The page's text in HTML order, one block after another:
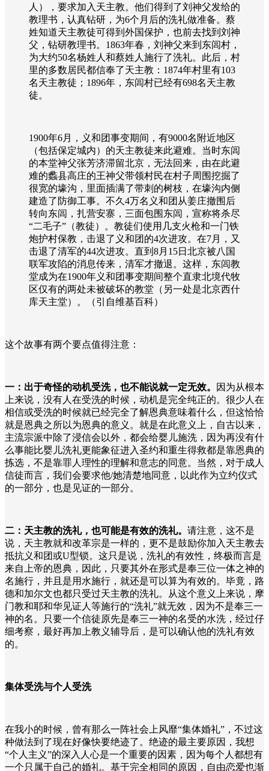
人），要求加入天主教。他们得到了刘神父发给的
教理书，认真钻研，为6个月后的洗礼做准备。蔡
姓知道天主教徒可得到外国保护，也前去找到刘神
父，钻研教理书。 1863年春，刘神父来到东闾村，
为大约50名杨姓人和蔡姓人施行了洗礼。此后，村
里的多数居民都信奉了天主教： 1874年村里有103
名天主教徒； 1896年，东闾村已经有698名天主教
徒。
1900年6月，义和团事变期间，有9000名附近地区
（包括保定城内）的天主教徒来此避难。当时东闾
的本堂神父张芳济滞留北京，无法回来，由在此避
难的蠡县高庄的王神父带领村民在村子周围挖掘了
很宽的壕沟，里面插满了带刺的树枝，在壕沟内侧
建造了防御工事。不久 4万名义和团从姜庄撤围后
转向东闾，扎营安寨，三面包围东闾，宣称将杀尽
“二毛子”（教徒）。教徒们使用几支火枪和一门铁
炮护村保教，击退了义和团的4次进攻。在7月，又
击退了清军的44次进攻。直到 8月 15日北京被八国
联军攻陷的消息传来，清军才撤退。这样，东闾教
堂成为在1900年义和团事变期间整个直隶北境代牧
区仅有的两处未被破坏的教堂（另一处是北京西什
库天主堂）。（引自维基百科）
这个故事有两个要点值得注意：
一：出于奇怪的动机受洗，也不能说就一定无效。
因为从根本
上来说，没有人在受洗的时候，动机是完全纯正的。很少人在
相信或受洗的时候就已经完全了解恩典意味着什么，但这恰恰
就是恩典之所以为恩典的意义。就是在此意义上，自古以来，
主流宗派中除了浸信会以外，都会给婴儿施洗，因为再没有什
么事能比婴儿洗礼更能象征进入圣约和重生得救都是靠恩典的
拣选，不是靠罪人理性的理解和意志的同意。当然，对于成人
信徒而言，我们会要求他/她清楚地同意，以此作为立约仪式
的一部分，也是见证的一部分。
二：天主教的洗礼，也可能是有效的洗礼。 请注意，这不是
说，天主教就和改革宗是一样的，更不是鼓励你加入天主教去
抵抗义和团或U型锁。这只是说，洗礼的有效性，终极而言是
来自上帝的恩典，因此，只要其外在形式是奉三位一体之神的
名施行，并且是用水施行，就还是可以算为有效的。毕竟，路
德和加尔文也都只受过天主教的洗礼。从这个意义上来说，摩
门教和耶和华见证人等施行的“洗礼”就无效，因为不是奉三一
神的名。只要一个信徒原先是奉三一神的名受的水洗，经过仔
细考察，最好再加上教义辅导后，是可以确认他的洗礼有效
的。
集体受洗与个人受洗
在我小的时候，曾有那么一阵社会上风靡“集体婚礼”，不过这
种做法到了现在好像快要绝迹了。绝迹的最主要原因，我想
“个人主义”的深入人心是一个重要的因素，因为每个人都想有
一个只属于自己的婚礼。基于完全相同的原因，自由恋爱也渐